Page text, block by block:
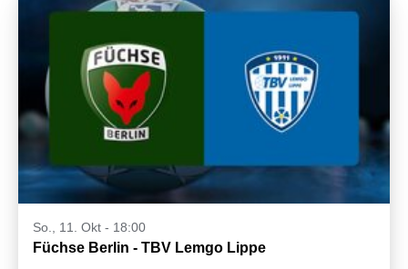
So., 11. Okt - 18:00
Füchse Berlin - TBV Lemgo Lippe